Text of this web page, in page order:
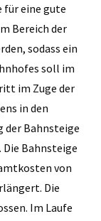
für eine gute
Bereich der
sodass ein
soll im
im Zuge der
in den
der Bahnsteige
Die Bahnsteige
von
Die
Im Laufe